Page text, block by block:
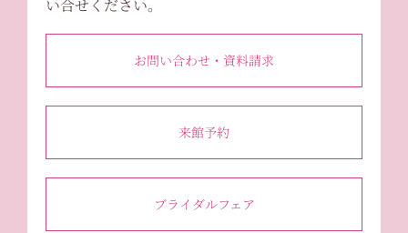
い合せください。
お問い合わせ・資料請求
来館予約
ブライダルフェア